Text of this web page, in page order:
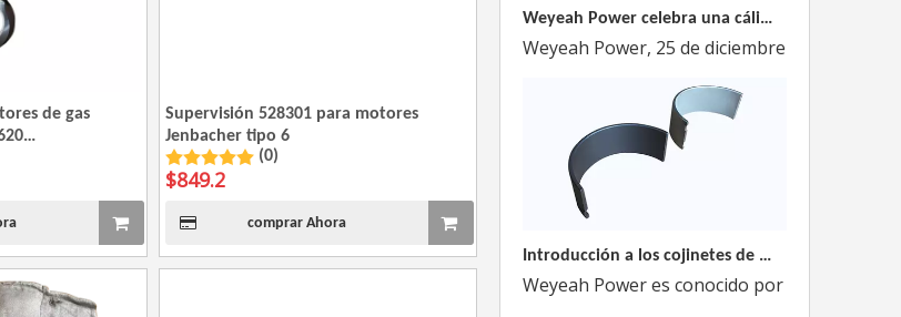
de gas
Supervisión 528301 para motores
Jenbacher tipo 6
(0)
$849.2
comprar Ahora
Weyeah Power, 25 de diciembre de 2023 -
Weyeah Power es conocido por sus